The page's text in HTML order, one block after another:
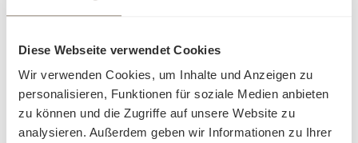
Diese Webseite verwendet Cookies
Wir verwenden Cookies, um Inhalte und Anzeigen zu
personalisieren, Funktionen für soziale Medien anbieten
zu können und die Zugriffe auf unsere Website zu
analysieren. Außerdem geben wir Informationen zu Ihrer